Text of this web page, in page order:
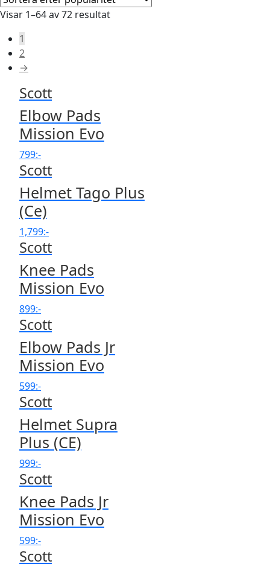
Visar 1–64 av 72 resultat
1
2
→
Scott
Elbow Pads
Mission Evo
799:-
Scott
Helmet Tago Plus
(Ce)
1,799:-
Scott
Knee Pads
Mission Evo
899:-
Scott
Elbow Pads Jr
Mission Evo
599:-
Scott
Helmet Supra
Plus (CE)
999:-
Scott
Knee Pads Jr
Mission Evo
599:-
Scott